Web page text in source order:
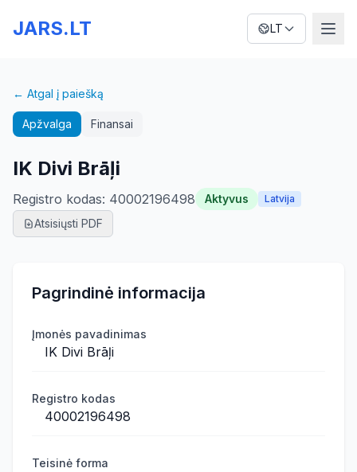
JARS.LT LT
← Atgal į paiešką
Apžvalga Finansai
IK Divi Brāļi
Registro kodas: 40002196498 Aktyvus Latvija
Atsisiųsti PDF
Pagrindinė informacija
Įmonės pavadinimas
IK Divi Brāļi
Registro kodas
40002196498
Teisinė forma